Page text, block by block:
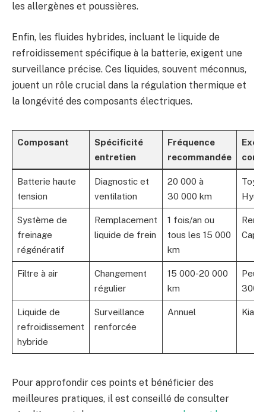
les allergènes et poussières.
Enfin, les fluides hybrides, incluant le liquide de
refroidissement spécifique à la batterie, exigent une
surveillance précise. Ces liquides, souvent méconnus,
jouent un rôle crucial dans la régulation thermique et
la longévité des composants électriques.
Composant
Spécificité
entretien
Fréquence
recommandée
Batterie haute
tension
Diagnostic et
ventilation
20 000 à
30 000 km
Système de
freinage
régénératif
Remplacement
liquide de frein
1 fois/an ou
tous les 15 000
km
Filtre à air
Changement
régulier
15 000-20 000
km
3008
Liquide de
refroidissement
hybride
Surveillance
renforcée
Annuel Kia
Pour approfondir ces points et bénéficier des
meilleures pratiques, il est conseillé de consulter